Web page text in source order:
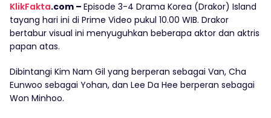
KlikFakta.com – Episode 3-4 Drama Korea (Drakor) Island
tayang hari ini di Prime Video pukul 10.00 WIB. Drakor
bertabur visual ini menyuguhkan beberapa aktor dan aktris
papan atas.
Dibintangi Kim Nam Gil yang berperan sebagai Van, Cha
Eunwoo sebagai Yohan, dan Lee Da Hee berperan sebagai
Won Minhoo.